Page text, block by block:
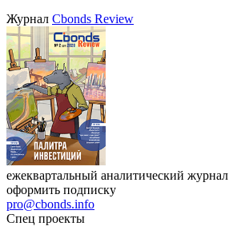
Журнал Cbonds Review
ежеквартальный аналитический журнал
оформить подписку
pro@cbonds.info
Спец проекты